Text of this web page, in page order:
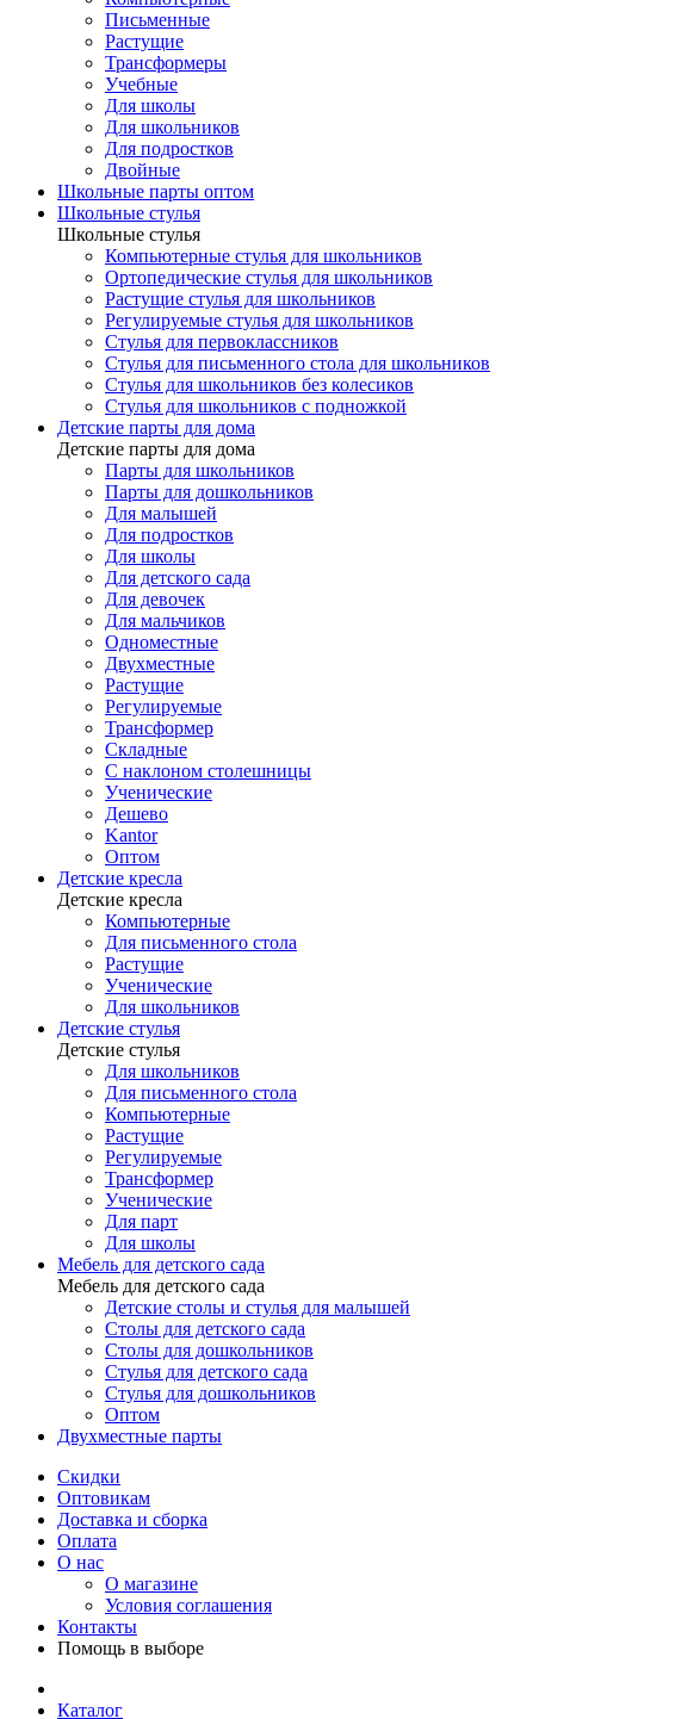
Письменные
Растущие
Трансформеры
Учебные
Для школы
Для школьников
Для подростков
Двойные
Школьные парты оптом
Школьные стулья
Школьные стулья
Компьютерные стулья для школьников
Ортопедические стулья для школьников
Растущие стулья для школьников
Регулируемые стулья для школьников
Стулья для первоклассников
Стулья для письменного стола для школьников
Стулья для школьников без колесиков
Стулья для школьников с подножкой
Детские парты для дома
Детские парты для дома
Парты для школьников
Парты для дошкольников
Для малышей
Для подростков
Для школы
Для детского сада
Для девочек
Для мальчиков
Одноместные
Двухместные
Растущие
Регулируемые
Трансформер
Складные
С наклоном столешницы
Ученические
Дешево
Kantor
Оптом
Детские кресла
Детские кресла
Компьютерные
Для письменного стола
Растущие
Ученические
Для школьников
Детские стулья
Детские стулья
Для школьников
Для письменного стола
Компьютерные
Растущие
Регулируемые
Трансформер
Ученические
Для парт
Для школы
Мебель для детского сада
Мебель для детского сада
Детские столы и стулья для малышей
Столы для детского сада
Столы для дошкольников
Стулья для детского сада
Стулья для дошкольников
Оптом
Двухместные парты
Скидки
Оптовикам
Доставка и сборка
Оплата
О нас
О магазине
Условия соглашения
Контакты
Помощь в выборе
Каталог